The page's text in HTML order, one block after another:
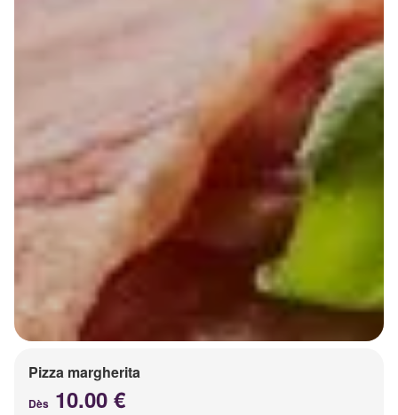
Pizza margherita
Dès 10.00 €